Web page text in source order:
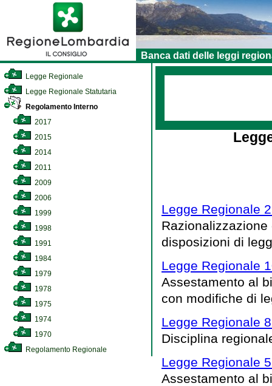
Banca dati delle leggi
Legge Regionale
Legge Regionale Statutaria
Regolamento Interno
2017
2015
2014
2011
2009
2006
1999
1998
1991
1984
1979
1978
1975
1974
1970
Regolamento Regionale
Legge Regionale
disposizioni di
Legge Regionale
Assestamento al
con modifiche di
Legge Regionale
Disciplina
Legge Regionale
Assestamento al